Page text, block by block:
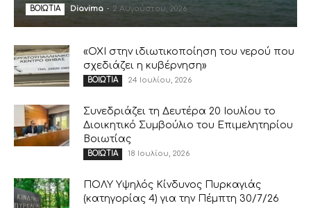
ΒΟΙΩΤΙΑ Diavima - 2 Αυγούστου, 2026
«ΟΧΙ στην ιδιωτικοποίηση του νερού που
σχεδιάζει η κυβέρνηση»
ΒΟΙΩΤΙΑ 24 Ιουλίου, 2026
Συνεδριάζει τη Δευτέρα 20 Ιουλίου το
Διοικητικό Συμβούλιο του Επιμελητηρίου
Βοιωτίας
ΒΟΙΩΤΙΑ 18 Ιουλίου, 2026
ΠΟΛΥ Υψηλός Κίνδυνος Πυρκαγιάς
(κατηγορίας 4) για την Πέμπτη 30/7/26